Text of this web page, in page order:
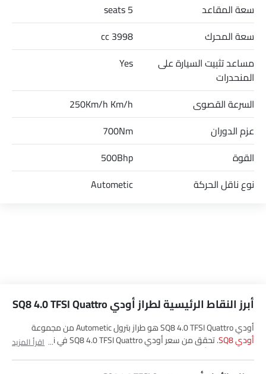
سعة المقاعد
5 seats
سعة المحرك
3998 cc
مساعد تثبيت السيارة على
المنحدرات
Yes
السرعة القصوى
250Km/h Km/h
عزم الدوران
700Nm
القوة
500Bhp
نوع ناقل الحركة
Autometic
أبرز النقاط الرئيسية لطراز أودي SQ8 4.0 TFSI Quattro
أودي SQ8 4.0 TFSI Quattro هو طراز بترول Autometic من مجموعة
أودي SQ8
. تحقق من سعر أودي SQ8 4.0 TFSI Quattro في Saudi
4.0 TFSI Quattro في SayaraBay.
اقرأ المزيد